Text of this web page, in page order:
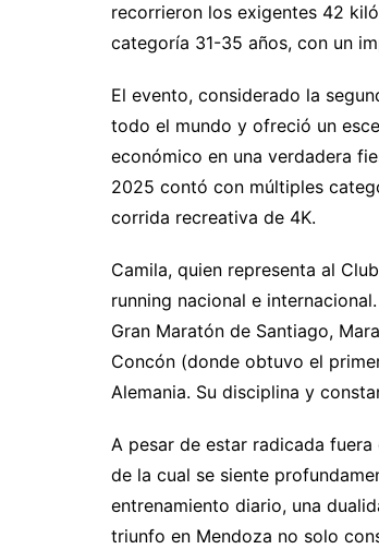
recorrieron los exigentes 42
categoría 31-35 años, con un
El evento, considerado la
todo el mundo y ofreció un
económico en una verdadera
2025 contó con múltiples
corrida recreativa de 4K.
Camila, quien representa al
running nacional e
Gran Maratón de Santiago,
Concón (donde obtuvo el
Alemania. Su disciplina y
A pesar de estar radicada
de la cual se siente
entrenamiento diario, una
triunfo en Mendoza no solo